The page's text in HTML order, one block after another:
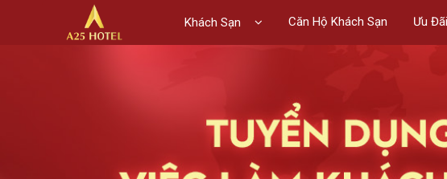
Khách Sạn Căn Hộ Khách Sạn Ưu Đãi